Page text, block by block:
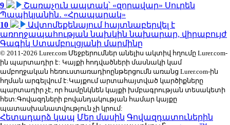
9
Շառաչուն ապտակ՝ «զորավար» Սուրեն
Պապիկյանին․ «Հրապարակ»
10
Ավտոմեքենայում հայտնաբերվել է
առողջապահության նախկին նախարար, վիրաբույժ
Գագիկ Ստամբուլցյանի մարմինը
© 2011-2026 Lurer.com Մեջբերումներ անելիս ակտիվ հղումը Lurer.com-
ին պարտադիր է: Կայքի հոդվածների մասնակի կամ
ամբողջական հեռուստառադիոընթերցումն առանց Lurer.com-ին
հղման արգելվում է:Կայքում արտահայտված կարծիքները
պարտադիր չէ, որ համընկնեն կայքի խմբագրության տեսակետի
հետ:Գովազդների բովանդակության համար կայքը
պատասխանատվություն չի կրում:
Հետադարձ կապ Մեր մասին Գովազդատուներին